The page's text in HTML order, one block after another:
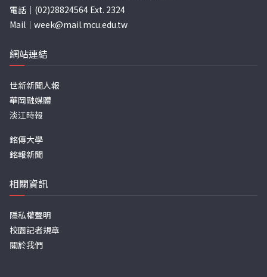
電話｜(02)28824564 Ext. 2324
Mail｜ week@mail.mcu.edu.tw
網站連結
世新新聞人報
華岡融媒體
淡江時報
銘傳大學
銘報新聞
相關資訊
隱私權聲明
校園記者規章
關於我們